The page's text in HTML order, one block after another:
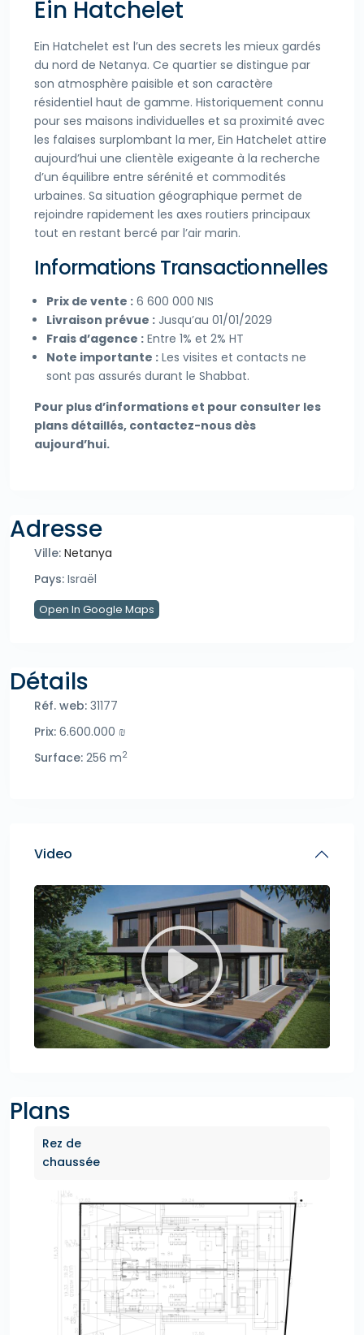
Ein Hatchelet
Ein Hatchelet est l’un des secrets les mieux gardés
du nord de Netanya. Ce quartier se distingue par
son atmosphère paisible et son caractère
résidentiel haut de gamme. Historiquement connu
pour ses maisons individuelles et sa proximité avec
les falaises surplombant la mer, Ein Hatchelet attire
aujourd’hui une clientèle exigeante à la recherche
d’un équilibre entre sérénité et commodités
urbaines. Sa situation géographique permet de
rejoindre rapidement les axes routiers principaux
tout en restant bercé par l’air marin.
Informations Transactionnelles
Prix de vente : 6 600 000 NIS
Livraison prévue : Jusqu’au 01/01/2029
Frais d’agence : Entre 1% et 2% HT
Note importante : Les visites et contacts ne
sont pas assurés durant le Shabbat.
Pour plus d’informations et pour consulter les
plans détaillés, contactez-nous dès
aujourd’hui.
Adresse
Ville: Netanya
Pays: Israël
Open In Google Maps
Détails
Réf. web: 31177
Prix: 6.600.000 ₪
Surface: 256 m2
Video
Plans
Rez de
chaussée